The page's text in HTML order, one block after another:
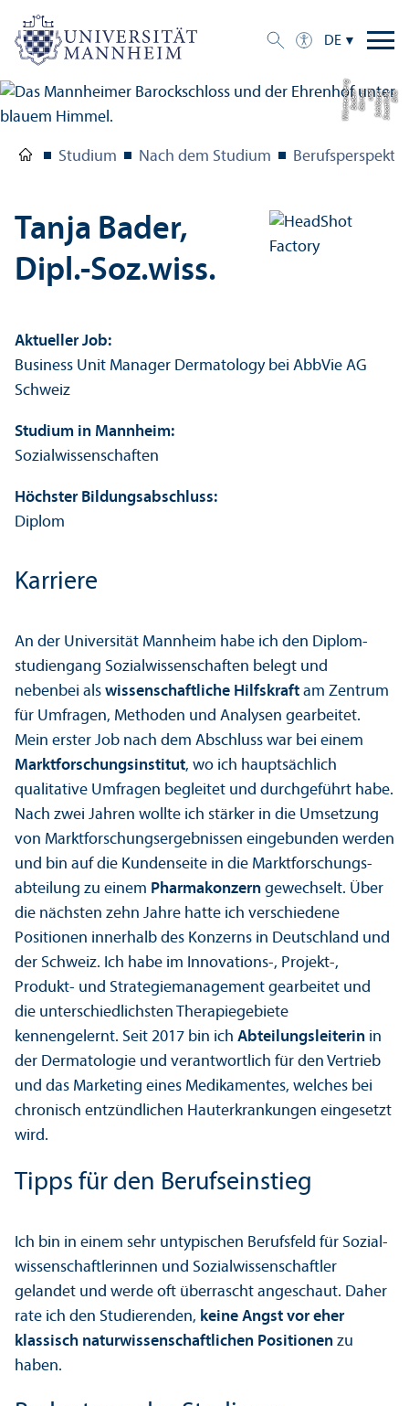
DE
Bil
d:
S
t
a
a
tli
c
h
e
S
c
hl
ö
s
s
e
r
u
n
d
G
ä
r
t
e
n
B
a
d
e
n-
W
ü
r
t
t
e
m
b
e
r
g
Studium Nach dem Studium
Tanja Bader,
Dipl.-Soz.wiss.
Aktueller Job:
Business Unit Manager Dermatology bei AbbVie AG
Schweiz
Studium in Mannheim:
Sozial­wissenschaften
Höchster Bildungs­abschluss:
Diplom
Karriere
An der Universität Mannheim habe ich den Diplom­
studien­gang Sozial­wissenschaften belegt und
nebenbei als wissenschaft­liche Hilfskraft am Zentrum
für Umfragen, Methoden und Analysen gearbeitet.
Mein erster Job nach dem Abschluss war bei einem
Markt­forschungs­institut, wo ich hauptsächlich
qualitative Umfragen begleitet und durchgeführt habe.
Nach zwei Jahren wollte ich stärker in die Umsetzung
von Markt­forschungs­ergebnissen eingebunden werden
und bin auf die Kunden­seite in die Markt­forschungs­
abteilung zu einem Pharmakonzern gewechselt. Über
die nächsten zehn Jahre hatte ich verschiedene
Positionen innerhalb des Konzerns in Deutschland und
der Schweiz. Ich habe im Innovations-, Projekt-,
Produkt- und Strategie­management gearbeitet und
die unter­schiedlichsten Therapiegebiete
kennengelernt. Seit 2017 bin ich Abteilungs­leiterin in
der Dermatologie und verantwortlich für den Vertrieb
und das Marketing eines Medikamentes, welches bei
chronisch entzündlichen Hauterkrankungen eingesetzt
wird.
Tipps für den Berufseinstieg
Ich bin in einem sehr untypischen Berufsfeld für Sozial­
wissenschaft­lerinnen und Sozial­wissenschaft­ler
gelandet und werde oft überrascht angeschaut. Daher
rate ich den Studierenden, keine Angst vor eher
klassisch natur­wissenschaft­lichen Positionen zu
haben.